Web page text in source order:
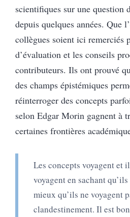
scientifiques sur une question
depuis quelques années. Que
collègues soient ici remerciés
d’évaluation et les conseils
contributeurs. Ils ont prouvé
des champs épistémiques
réinterroger des concepts
selon Edgar Morin gagnent à
certaines frontières
Les concepts voyagent et
voyagent en sachant
mieux qu’ils ne voyagent
clandestinement. Il est